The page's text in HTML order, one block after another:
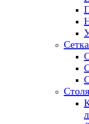
Сетка